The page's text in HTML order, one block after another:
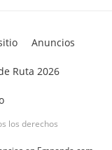
los derechos
Anuncios
Ruta 2026